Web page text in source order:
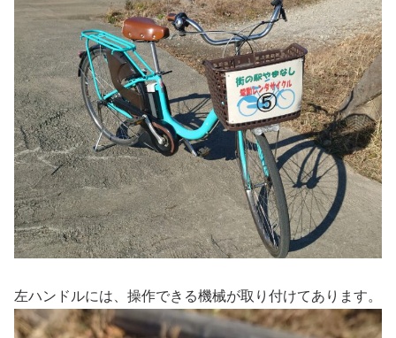
左ハンドルには、操作できる機械が取り付けてあります。